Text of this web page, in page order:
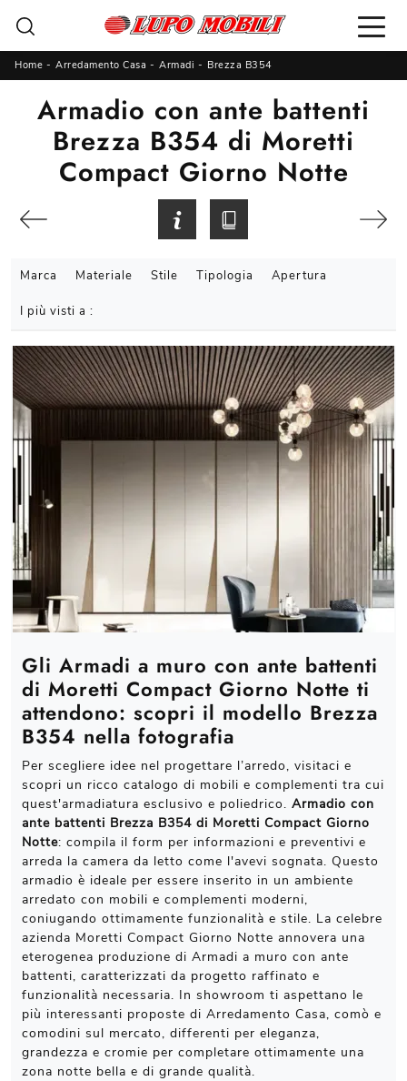
Home - Arredamento Casa - Armadi - Brezza B354
Armadio con ante battenti
Brezza B354 di Moretti
Compact Giorno Notte
Marca Materiale Stile Tipologia Apertura
I più visti a :
Gli Armadi a muro con ante battenti
di Moretti Compact Giorno Notte ti
attendono: scopri il modello Brezza
B354 nella fotografia
Per scegliere idee nel progettare l’arredo, visitaci e
scopri un ricco catalogo di mobili e complementi tra cui
quest'armadiatura esclusivo e poliedrico. Armadio con
ante battenti Brezza B354 di Moretti Compact Giorno
Notte: compila il form per informazioni e preventivi e
arreda la camera da letto come l'avevi sognata. Questo
armadio è ideale per essere inserito in un ambiente
arredato con mobili e complementi moderni,
coniugando ottimamente funzionalità e stile. La celebre
azienda Moretti Compact Giorno Notte annovera una
eterogenea produzione di Armadi a muro con ante
battenti, caratterizzati da progetto raffinato e
funzionalità necessaria. In showroom ti aspettano le
più interessanti proposte di Arredamento Casa, comò e
comodini sul mercato, differenti per eleganza,
grandezza e cromie per completare ottimamente una
zona notte bella e di grande qualità.